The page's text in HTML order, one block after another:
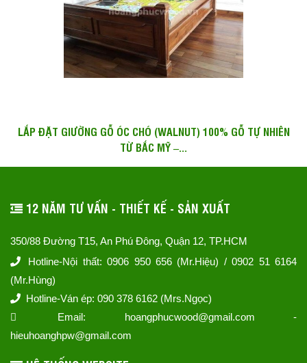
LẮP ĐẶT GIƯỜNG GỖ ÓC CHÓ (WALNUT) 100% GỖ TỰ NHIÊN
TỪ BẮC MỸ –...
12 NĂM TƯ VẤN - THIẾT KẾ - SẢN XUẤT
350/88 Đường T15, An Phú Đông, Quận 12, TP.HCM
Hotline-Nội thất: 0906 950 656 (Mr.Hiệu) / 0902 51 6164
(Mr.Hùng)
Hotline-Ván ép: 090 378 6162 (Mrs.Ngọc)
Email: hoangphucwood@gmail.com -
hieuhoanghpw@gmail.com